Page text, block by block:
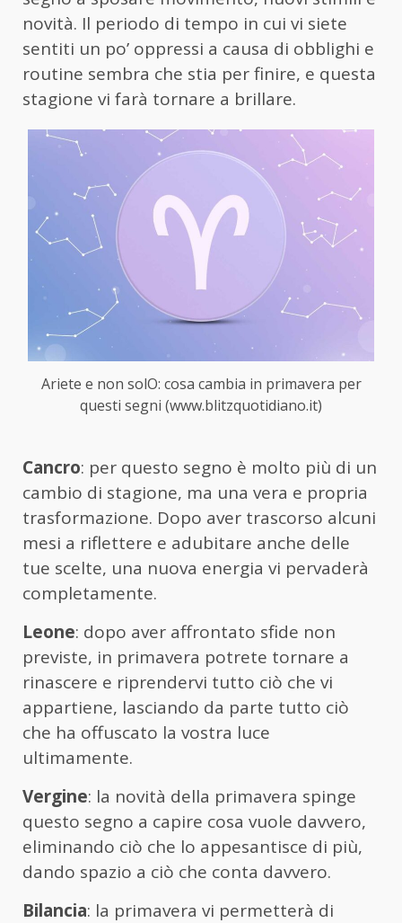
novità. Il periodo di tempo in cui vi siete
sentiti un po’ oppressi a causa di obblighi e
routine sembra che stia per finire, e questa
stagione vi farà tornare a brillare.
Ariete e non solO: cosa cambia in primavera per
questi segni (www.blitzquotidiano.it)
Cancro: per questo segno è molto più di un
cambio di stagione, ma una vera e propria
trasformazione. Dopo aver trascorso alcuni
mesi a riflettere e adubitare anche delle
tue scelte, una nuova energia vi pervaderà
completamente.
Leone: dopo aver affrontato sfide non
previste, in primavera potrete tornare a
rinascere e riprendervi tutto ciò che vi
appartiene, lasciando da parte tutto ciò
che ha offuscato la vostra luce
ultimamente.
Vergine: la novità della primavera spinge
questo segno a capire cosa vuole davvero,
eliminando ciò che lo appesantisce di più,
dando spazio a ciò che conta davvero.
Bilancia: la primavera vi permetterà di